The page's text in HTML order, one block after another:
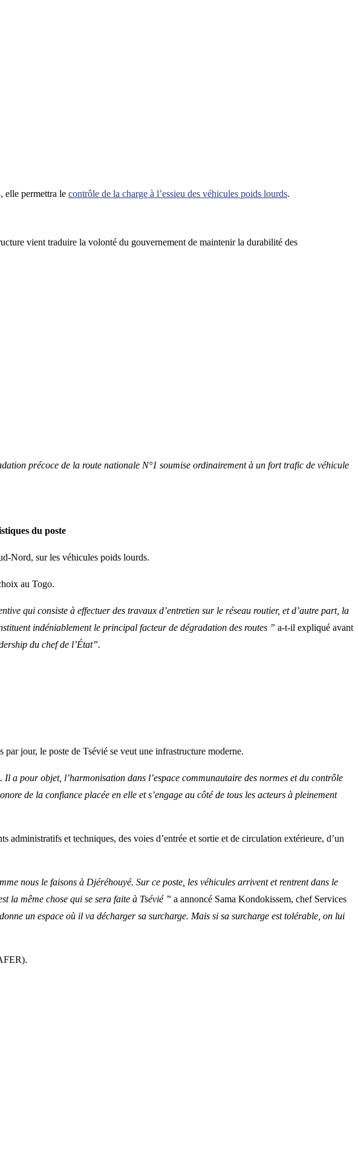
elle permettra le contrôle de la charge à l’essieu des véhicules poids lourds.
vient traduire la volonté du gouvernement de maintenir la durabilité des
précoce de la route nationale N°1 soumise ordinairement à un fort trafic de véhicule
du poste
Nord, sur les véhicules poids lourds.
au Togo.
qui consiste à effectuer des travaux d’entretien sur le réseau routier, et d’autre part, la
indéniablement le principal facteur de dégradation des routes ” a-t-il expliqué avant
du chef de l’État”.
jour, le poste de Tsévié se veut une infrastructure moderne.
a pour objet, l’harmonisation dans l’espace communautaire des normes et du contrôle
de la confiance placée en elle et s’engage au côté de tous les acteurs à pleinement
administratifs et techniques, des voies d’entrée et sortie et de circulation extérieure, d’un
nous le faisons à Djéréhouyé. Sur ce poste, les véhicules arrivent et rentrent dans le
la même chose qui se sera faite à Tsévié ” a annoncé Sama Kondokissem, chef Services
un espace où il va décharger sa surcharge. Mais si sa surcharge est tolérable, on lui